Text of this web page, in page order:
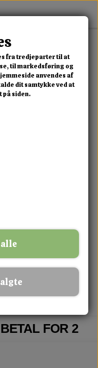
Elle
FOR 2
fra tredjeparter til at
til markedsføring og
anvendes af
dit samtykke ved at
på siden.